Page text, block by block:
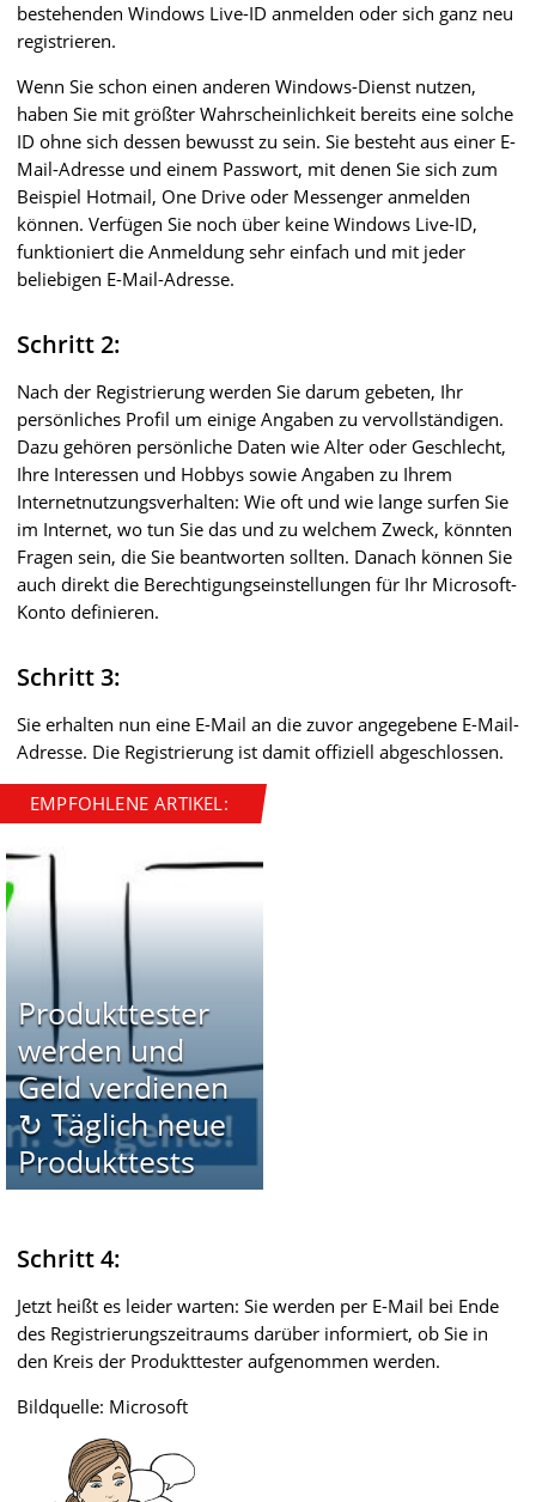
bestehenden Windows Live-ID anmelden oder sich ganz neu
registrieren.
Wenn Sie schon einen anderen Windows-Dienst nutzen,
haben Sie mit größter Wahrscheinlichkeit bereits eine solche
ID ohne sich dessen bewusst zu sein. Sie besteht aus einer E-
Mail-Adresse und einem Passwort, mit denen Sie sich zum
Beispiel Hotmail, One Drive oder Messenger anmelden
können. Verfügen Sie noch über keine Windows Live-ID,
funktioniert die Anmeldung sehr einfach und mit jeder
beliebigen E-Mail-Adresse.
Schritt 2:
Nach der Registrierung werden Sie darum gebeten, Ihr
persönliches Profil um einige Angaben zu vervollständigen.
Dazu gehören persönliche Daten wie Alter oder Geschlecht,
Ihre Interessen und Hobbys sowie Angaben zu Ihrem
Internetnutzungsverhalten: Wie oft und wie lange surfen Sie
im Internet, wo tun Sie das und zu welchem Zweck, könnten
Fragen sein, die Sie beantworten sollten. Danach können Sie
auch direkt die Berechtigungseinstellungen für Ihr Microsoft-
Konto definieren.
Schritt 3:
Sie erhalten nun eine E-Mail an die zuvor angegebene E-Mail-
Adresse. Die Registrierung ist damit offiziell abgeschlossen.
EMPFOHLENE ARTIKEL:
Produkttester
werden und
Geld verdienen
↻ Täglich neue
Produkttests
Schritt 4:
Jetzt heißt es leider warten: Sie werden per E-Mail bei Ende
des Registrierungszeitraums darüber informiert, ob Sie in
den Kreis der Produkttester aufgenommen werden.
Bildquelle: Microsoft